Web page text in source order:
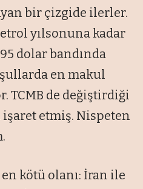
bir çizgide ilerler.
yılsonuna kadar
dolar bandında
en makul
TCMB de değiştirdiği
işaret etmiş. Nispeten
kötü olanı: İran ile